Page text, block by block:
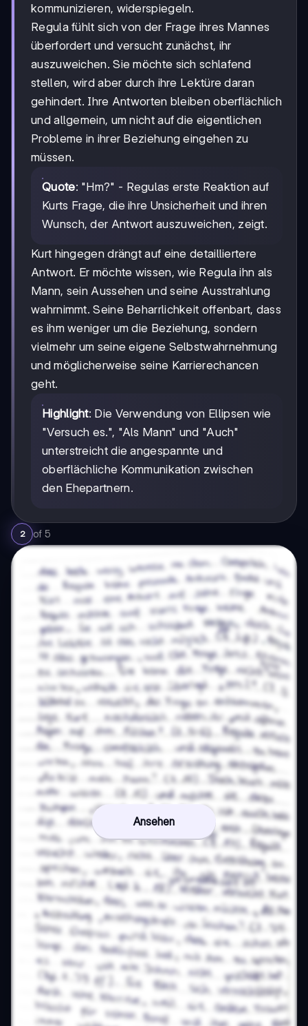
kommunizieren, widerspiegeln.
Regula fühlt sich von der Frage ihres Mannes
überfordert und versucht zunächst, ihr
auszuweichen. Sie möchte sich schlafend
stellen, wird aber durch ihre Lektüre daran
gehindert. Ihre Antworten bleiben oberflächlich
und allgemein, um nicht auf die eigentlichen
Probleme in ihrer Beziehung eingehen zu
müssen.
Quote: "Hm?" - Regulas erste Reaktion auf
Kurts Frage, die ihre Unsicherheit und ihren
Wunsch, der Antwort auszuweichen, zeigt.
Kurt hingegen drängt auf eine detailliertere
Antwort. Er möchte wissen, wie Regula ihn als
Mann, sein Aussehen und seine Ausstrahlung
wahrnimmt. Seine Beharrlichkeit offenbart, dass
es ihm weniger um die Beziehung, sondern
vielmehr um seine eigene Selbstwahrnehmung
und möglicherweise seine Karrierechancen
geht.
Highlight: Die Verwendung von Ellipsen wie
"Versuch es.", "Als Mann" und "Auch"
unterstreicht die angespannte und
oberflächliche Kommunikation zwischen
den Ehepartnern.
2 of 5
Ansehen